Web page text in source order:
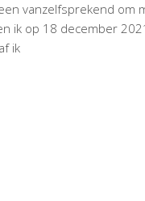
vanzelfsprekend
ik op 18 december
ik